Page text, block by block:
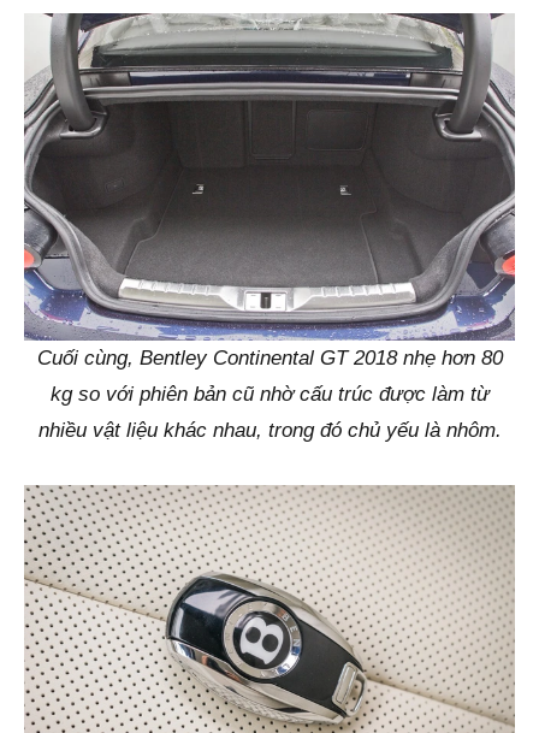
Cuối cùng, Bentley Continental GT 2018 nhẹ hơn 80
kg so với phiên bản cũ nhờ cấu trúc được làm từ
nhiều vật liệu khác nhau, trong đó chủ yếu là nhôm.